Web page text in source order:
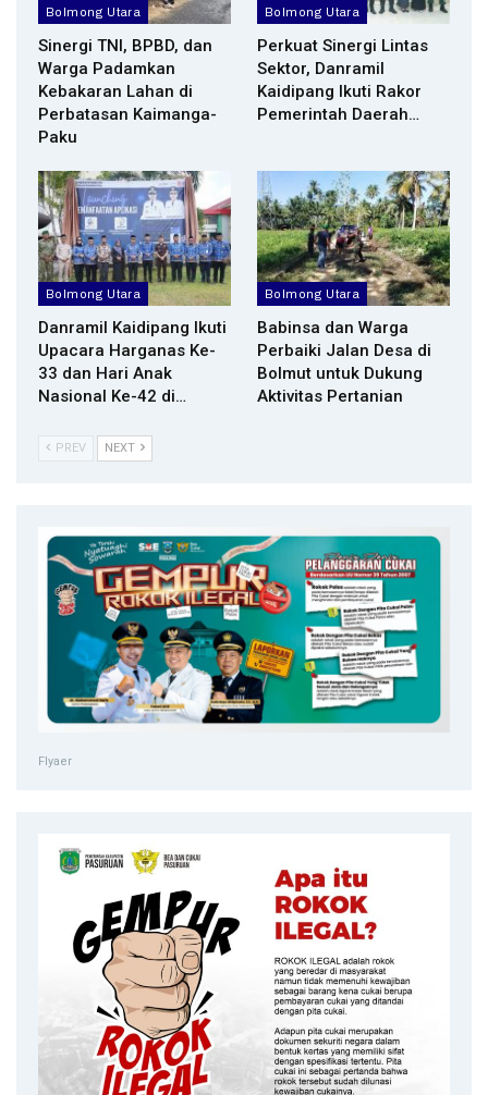
Bolmong Utara
Sinergi TNI, BPBD, dan
Warga Padamkan
Kebakaran Lahan di
Perbatasan Kaimanga-
Paku
Bolmong Utara
Perkuat Sinergi Lintas
Sektor, Danramil
Kaidipang Ikuti Rakor
Pemerintah Daerah…
Bolmong Utara
Danramil Kaidipang Ikuti
Upacara Harganas Ke-
33 dan Hari Anak
Nasional Ke-42 di…
Bolmong Utara
Babinsa dan Warga
Perbaiki Jalan Desa di
Bolmut untuk Dukung
Aktivitas Pertanian
PREV NEXT
Flyaer